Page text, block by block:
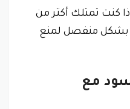
كنت تمتلك أكثر من
بشكل منفصل لمنع
مع